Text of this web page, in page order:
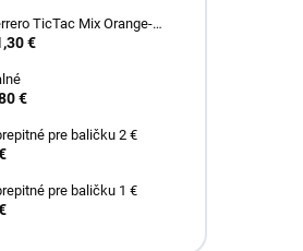
TicTac Mix Orange-
255g
€
€
pre baličku 2 €
pre baličku 1 €